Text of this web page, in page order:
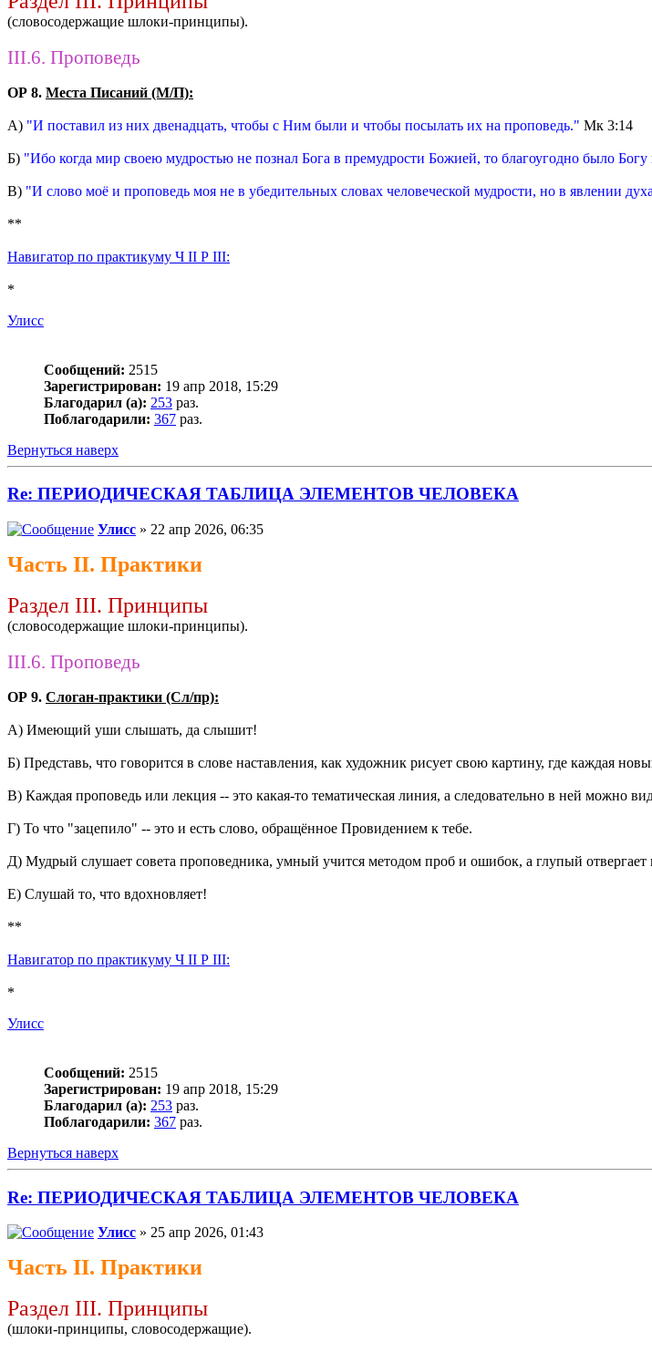
(словосодержащие шлоки-принципы).
III.6. Проповедь
ОР 8. Места Писаний (М/П):
А) "И поставил из них двенадцать, чтобы с Ним были и чтобы посылать их на проповедь." Мк 3:14
Б) "Ибо когда мир своею мудростью не познал Бога в премудрости Божией, то благоугодно было
В) "И слово моё и проповедь моя не в убедительных словах человеческой мудрости, но в явлении
**
Навигатор по практикуму Ч II Р III:
*
Улисс
Сообщений: 2515
Зарегистрирован: 19 апр 2018, 15:29
Благодарил (а): 253 раз.
Поблагодарили: 367 раз.
Вернуться наверх
Re: ПЕРИОДИЧЕСКАЯ ТАБЛИЦА ЭЛЕМЕНТОВ ЧЕЛОВЕКА
Улисс » 22 апр 2026, 06:35
Часть II. Практики
Раздел III. Принципы
(словосодержащие шлоки-принципы).
III.6. Проповедь
ОР 9. Слоган-практики (Сл/пр):
А) Имеющий уши слышать, да слышит!
Б) Представь, что говорится в слове наставления, как художник рисует свою картину, где каждая
В) Каждая проповедь или лекция -- это какая-то тематическая линия, а следовательно в ней можно
Г) То что "зацепило" -- это и есть слово, обращённое Провидением к тебе.
Д) Мудрый слушает совета проповедника, умный учится методом проб и ошибок, а глупый отвергает
Е) Слушай то, что вдохновляет!
**
Навигатор по практикуму Ч II Р III:
*
Улисс
Сообщений: 2515
Зарегистрирован: 19 апр 2018, 15:29
Благодарил (а): 253 раз.
Поблагодарили: 367 раз.
Вернуться наверх
Re: ПЕРИОДИЧЕСКАЯ ТАБЛИЦА ЭЛЕМЕНТОВ ЧЕЛОВЕКА
Улисс » 25 апр 2026, 01:43
Часть II. Практики
Раздел III. Принципы
(шлоки-принципы, словосодержащие).